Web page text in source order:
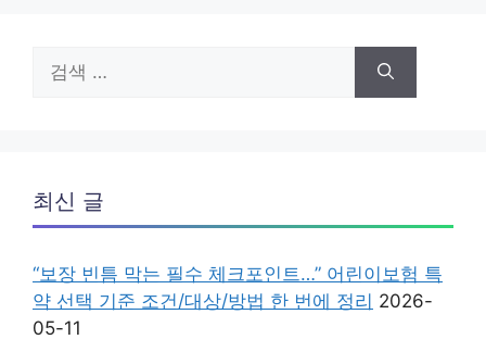
색:
최신 글
“보장 빈틈 막는 필수 체크포인트…” 어린이보험 특
약 선택 기준 조건/대상/방법 한 번에 정리 2026-
05-11